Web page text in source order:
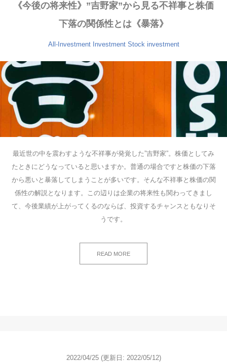
《今後の将来性》”吉野家”から見る不祥事と株価
下落の関係性とは《暴落》
All-Investment Investment Stock investment
最近世の中を震わすような不祥事が発覚した”吉野家”。株価としてみ
たときにどうなっていると思いますか。普通の場合ですと株価の下落
から悪いと暴落してしまうことが多いです。そんな不祥事と株価の関
係性の解説となります。この辺りは企業の将来性も関わってきまし
て、今後業績が上がってくるのならば、投資するチャンスともなりそ
うです。
READ MORE
2022/04/25 (更新日: 2022/05/12)